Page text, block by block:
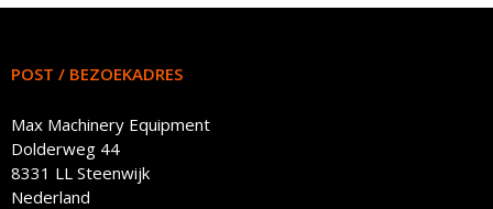
POST / BEZOEKADRES
Max Machinery Equipment
Dolderweg 44
8331 LL Steenwijk
Nederland